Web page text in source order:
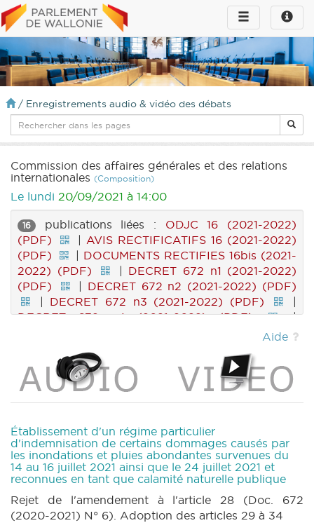
Toggle
infos
Toggle
navigation
/ Enregistrements audio & vidéo des débats
Commission des affaires générales et des relations
internationales (Composition)
Le lundi 20/09/2021 à 14:00
16 publications liées : ODJC 16 (2021-2022)
(PDF)
| AVIS RECTIFICATIFS 16 (2021-2022)
(PDF)
| DOCUMENTS RECTIFIES 16bis (2021-
2022) (PDF)
| DECRET 672 n1 (2021-2022)
(PDF)
| DECRET 672 n2 (2021-2022) (PDF)
| DECRET 672 n3 (2021-2022) (PDF)
|
DECRET 672 n4 (2021-2022) (PDF)
|
|
DECRET 672 n7 (2021-2022) (PDF)
|
DECRET 672 n8 (2021-2022) (PDF)
|
DECRET 657 n1 (2020-2021) (PDF)
DECRET
2022) (PDF)
| CRAC 15 (2021-2022) (PDF)
|CRIC 15 (2021-2022) (PDF) |
Aide
Établissement d'un régime particulier
d'indemnisation de certains dommages causés par
les inondations et pluies abondantes survenues du
14 au 16 juillet 2021 ainsi que le 24 juillet 2021 et
reconnues en tant que calamité naturelle publique
Rejet de l'amendement à l'article 28 (Doc. 672
(2020-2021) N° 6). Adoption des articles 29 à 34